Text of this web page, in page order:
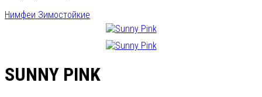
Нимфеи Зимостойкие
SUNNY PINK